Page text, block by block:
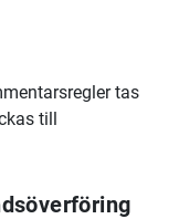
tas
till